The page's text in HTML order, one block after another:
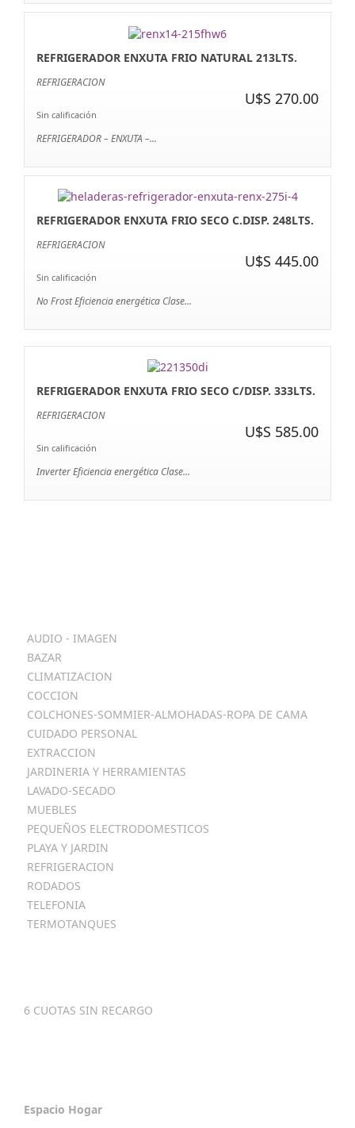
REFRIGERADOR ENXUTA FRIO NATURAL 213LTS.
REFRIGERACION
U$S 270.00
Sin calificación
REFRIGERADOR – ENXUTA –...
REFRIGERADOR ENXUTA FRIO SECO C.DISP. 248LTS.
REFRIGERACION
U$S 445.00
Sin calificación
No Frost Eficiencia energética Clase...
REFRIGERADOR ENXUTA FRIO SECO C/DISP. 333LTS.
REFRIGERACION
U$S 585.00
Sin calificación
Inverter Eficiencia energética Clase...
AUDIO - IMAGEN
BAZAR
CLIMATIZACION
COCCION
COLCHONES-SOMMIER-ALMOHADAS-ROPA DE CAMA
CUIDADO PERSONAL
EXTRACCION
JARDINERIA Y HERRAMIENTAS
LAVADO-SECADO
MUEBLES
PEQUEÑOS ELECTRODOMESTICOS
PLAYA Y JARDIN
REFRIGERACION
RODADOS
TELEFONIA
TERMOTANQUES
6 CUOTAS SIN RECARGO
Espacio Hogar